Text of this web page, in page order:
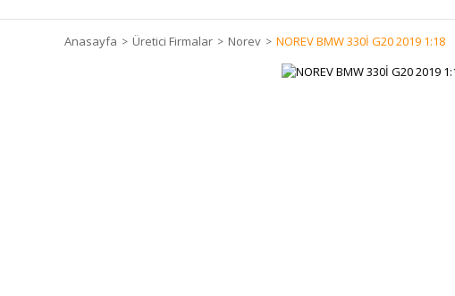
Anasayfa Üretici Firmalar Norev NOREV BMW 330İ G20 2019 1:18